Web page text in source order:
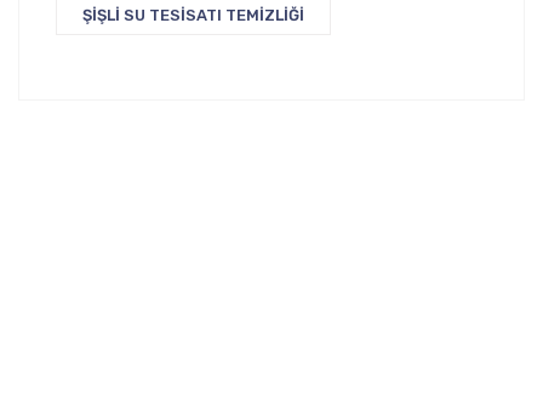
ŞIŞLI SU TESISATI TEMIZLIĞI